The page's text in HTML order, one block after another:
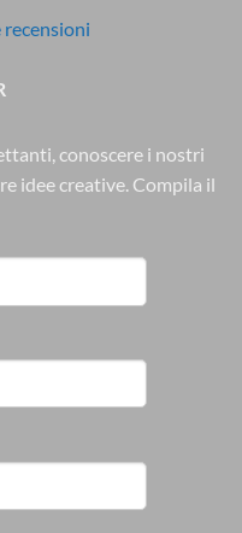
conoscere i nostri
idee creative. Compila il